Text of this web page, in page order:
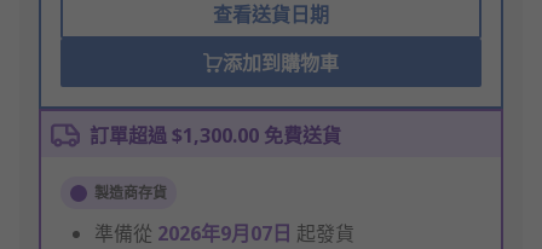
查看送貨日期
添加到購物車
訂單超過 $1,300.00 免費送貨
製造商存貨
準備從 2026年9月07日 起發貨